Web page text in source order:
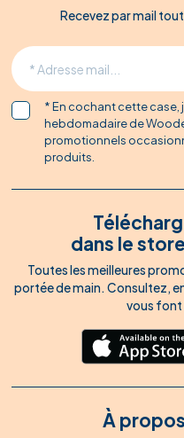
Recevez par mail
* En cochant cette case,
hebdomadaire de
promotionnels
produits.
dans le
Toutes les meilleures
portée de main. Consultez,
vous font
À